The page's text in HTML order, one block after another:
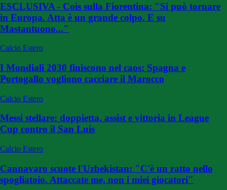
ESCLUSIVA - Cois sulla Fiorentina: "Si può tornare
in Europa. Atta è un grande colpo. E su
Mastantuono..."
Calcio Estero
I Mondiali 2030 finiscono nel caos: Spagna e
Portogallo vogliono cacciare il Marocco
Calcio Estero
Messi stellare: doppietta, assist e vittoria in League
Cup contro il San Luis
Calcio Estero
Cannavaro scuote l'Uzbekistan: "C'è un ratto nello
spogliatoio. Attaccate me, non i miei giocatori"